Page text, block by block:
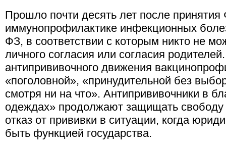
Прошло почти десять лет после
иммунопрофилактике инфекционных
ФЗ, в соответствии с которым никто не
личного согласия или согласия
антипрививочного движения
«поголовной», «принудительной без
смотря ни на что». Антипрививочники в
одеждах» продолжают защищать
отказ от прививки в ситуации, когда
быть функцией государства.